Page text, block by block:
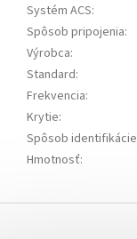
Systém ACS:
Spôsob pripojenia:
Výrobca:
Standard:
Frekvencia:
Krytie:
Spôsob identifikácie
Hmotnosť: